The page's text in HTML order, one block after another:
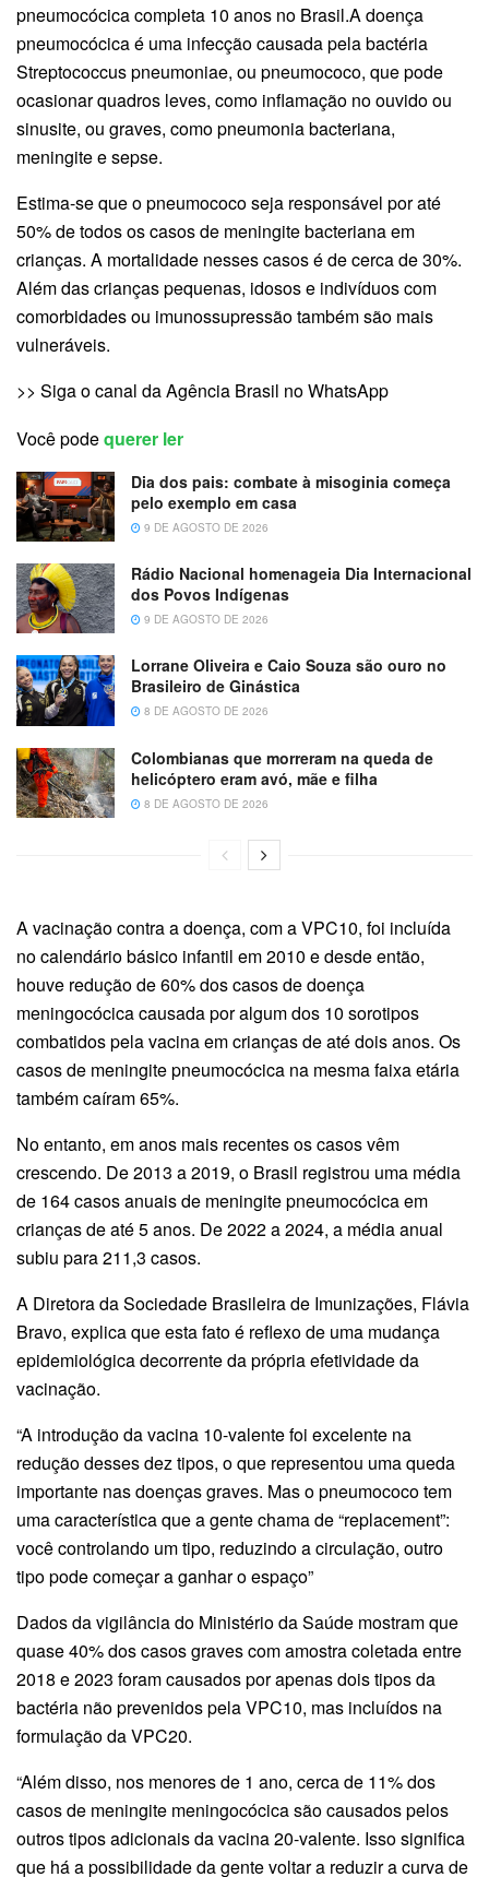
pneumocócica completa 10 anos no Brasil.A doença
pneumocócica é uma infecção causada pela bactéria
Streptococcus pneumoniae, ou pneumococo, que pode
ocasionar quadros leves, como inflamação no ouvido ou
sinusite, ou graves, como pneumonia bacteriana,
meningite e sepse.
Estima-se que o pneumococo seja responsável por até
50% de todos os casos de meningite bacteriana em
crianças. A mortalidade nesses casos é de cerca de 30%.
Além das crianças pequenas, idosos e indivíduos com
comorbidades ou imunossupressão também são mais
vulneráveis.
>> Siga o canal da Agência Brasil no WhatsApp
Você podequerer ler
Dia dos pais: combate à misoginia começa
pelo exemplo em casa
9 DE AGOSTO DE 2026
Rádio Nacional homenageia Dia Internacional
dos Povos Indígenas
9 DE AGOSTO DE 2026
Lorrane Oliveira e Caio Souza são ouro no
Brasileiro de Ginástica
8 DE AGOSTO DE 2026
Colombianas que morreram na queda de
helicóptero eram avó, mãe e filha
8 DE AGOSTO DE 2026
A vacinação contra a doença, com a VPC10, foi incluída
no calendário básico infantil em 2010 e desde então,
houve redução de 60% dos casos de doença
meningocócica causada por algum dos 10 sorotipos
combatidos pela vacina em crianças de até dois anos. Os
casos de meningite pneumocócica na mesma faixa etária
também caíram 65%.
No entanto, em anos mais recentes os casos vêm
crescendo. De 2013 a 2019, o Brasil registrou uma média
de 164 casos anuais de meningite pneumocócica em
crianças de até 5 anos. De 2022 a 2024, a média anual
subiu para 211,3 casos.
A Diretora da Sociedade Brasileira de Imunizações, Flávia
Bravo, explica que esta fato é reflexo de uma mudança
epidemiológica decorrente da própria efetividade da
vacinação.
“A introdução da vacina 10-valente foi excelente na
redução desses dez tipos, o que representou uma queda
importante nas doenças graves. Mas o pneumococo tem
uma característica que a gente chama de “replacement”:
você controlando um tipo, reduzindo a circulação, outro
tipo pode começar a ganhar o espaço”
Dados da vigilância do Ministério da Saúde mostram que
quase 40% dos casos graves com amostra coletada entre
2018 e 2023 foram causados por apenas dois tipos da
bactéria não prevenidos pela VPC10, mas incluídos na
formulação da VPC20.
“Além disso, nos menores de 1 ano, cerca de 11% dos
casos de meningite meningocócica são causados pelos
outros tipos adicionais da vacina 20-valente. Isso significa
que há a possibilidade da gente voltar a reduzir a curva de